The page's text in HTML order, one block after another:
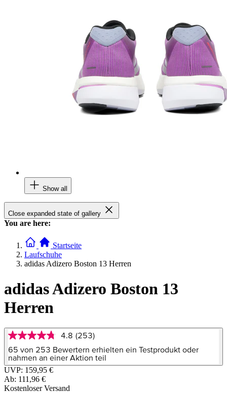
Show all
Close expanded state of gallery
You are here:
Startseite
Laufschuhe
adidas Adizero Boston 13 Herren
adidas Adizero Boston 13
Herren
4.8
von
5
Sternen,
Durchschnittswert
der
Bewertung.
4.8 (253)
65 von 253 Bewertern erhielten ein Testprodukt oder
nahmen an einer Aktion teil
UVP: 159,95 €
Ab: 111,96 €
Kostenloser Versand